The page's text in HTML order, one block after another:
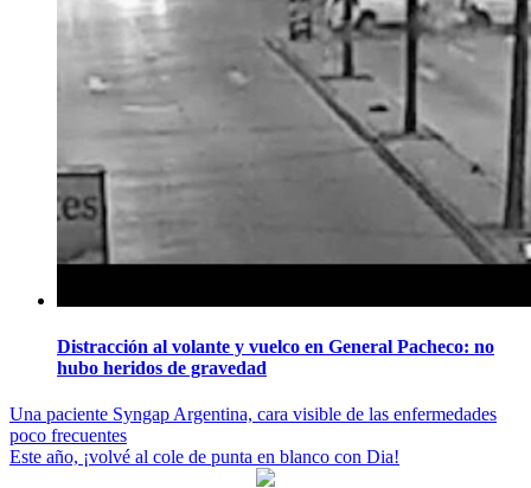
Distracción al volante y vuelco en General Pacheco: no
hubo heridos de gravedad
Navegación
de
Una paciente Syngap Argentina, cara visible de las enfermedades
poco frecuentes
Este año, ¡volvé al cole de punta en blanco con Dia!